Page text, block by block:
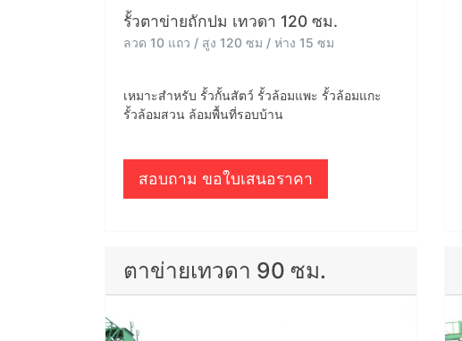
รั้วตาข่ายถักปม เทวดา 120 ซม.
ลวด 10 แถว / สูง 120 ซม / ห่าง 15 ซม
เหมาะสำหรับ รั้วกั้นสัตว์ รั้วล้อมแพะ รั้วล้อมแกะ
รั้วล้อมสวน ล้อมพื้นที่รอบบ้าน
สอบถาม ขอใบเสนอราคา
ตาข่ายเทวดา 90 ซม.